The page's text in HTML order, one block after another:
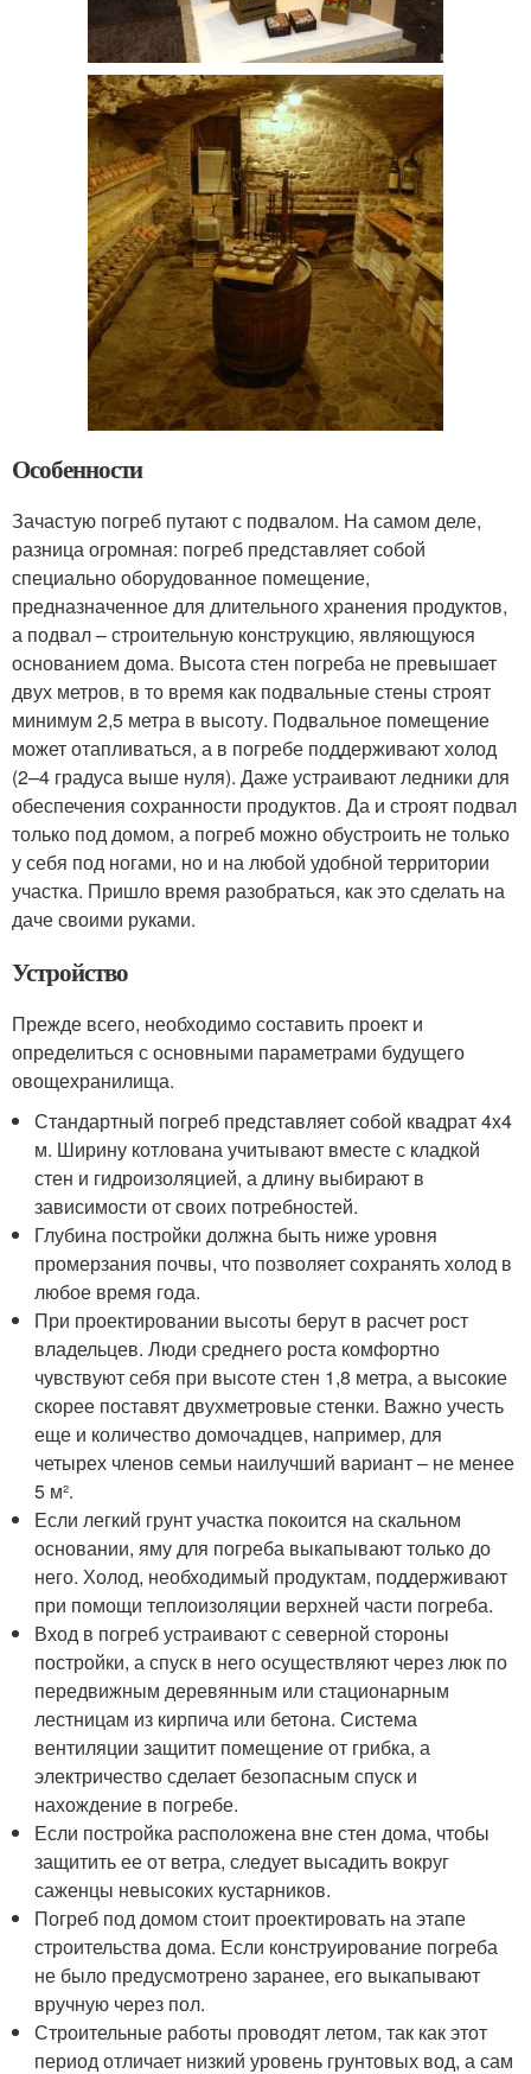
Особенности
Зачастую погреб путают с подвалом. На самом деле,
разница огромная: погреб представляет собой
специально оборудованное помещение,
предназначенное для длительного хранения продуктов,
а подвал – строительную конструкцию, являющуюся
основанием дома. Высота стен погреба не превышает
двух метров, в то время как подвальные стены строят
минимум 2,5 метра в высоту. Подвальное помещение
может отапливаться, а в погребе поддерживают холод
(2–4 градуса выше нуля). Даже устраивают ледники для
обеспечения сохранности продуктов. Да и строят подвал
только под домом, а погреб можно обустроить не только
у себя под ногами, но и на любой удобной территории
участка. Пришло время разобраться, как это сделать на
даче своими руками.
Устройство
Прежде всего, необходимо составить проект и
определиться с основными параметрами будущего
овощехранилища.
Стандартный погреб представляет собой квадрат 4х4
м. Ширину котлована учитывают вместе с кладкой
стен и гидроизоляцией, а длину выбирают в
зависимости от своих потребностей.
Глубина постройки должна быть ниже уровня
промерзания почвы, что позволяет сохранять холод в
любое время года.
При проектировании высоты берут в расчет рост
владельцев. Люди среднего роста комфортно
чувствуют себя при высоте стен 1,8 метра, а высокие
скорее поставят двухметровые стенки. Важно учесть
еще и количество домочадцев, например, для
четырех членов семьи наилучший вариант – не менее
5 м².
Если легкий грунт участка покоится на скальном
основании, яму для погреба выкапывают только до
него. Холод, необходимый продуктам, поддерживают
при помощи теплоизоляции верхней части погреба.
Вход в погреб устраивают с северной стороны
постройки, а спуск в него осуществляют через люк по
передвижным деревянным или стационарным
лестницам из кирпича или бетона. Система
вентиляции защитит помещение от грибка, а
электричество сделает безопасным спуск и
нахождение в погребе.
Если постройка расположена вне стен дома, чтобы
защитить ее от ветра, следует высадить вокруг
саженцы невысоких кустарников.
Погреб под домом стоит проектировать на этапе
строительства дома. Если конструирование погреба
не было предусмотрено заранее, его выкапывают
вручную через пол.
Строительные работы проводят летом, так как этот
период отличает низкий уровень грунтовых вод, а сам